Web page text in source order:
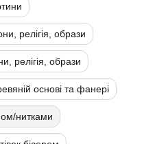
релігія, образи
релігія, образи
основі та фанері
нитками